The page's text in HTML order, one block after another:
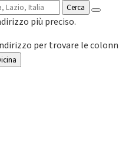
Cerca
più preciso.
per trovare le